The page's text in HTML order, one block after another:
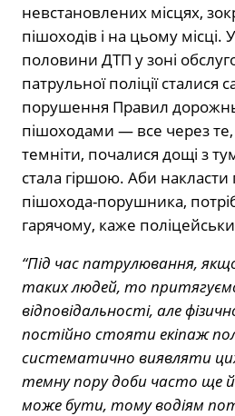
невстановлених місцях,
пішоходів і на цьому місці.
половини ДТП у зоні
патрульної поліції сталися
порушення Правил
пішоходами — все через
темніти, почалися дощі з
стала гіршою. Аби накласти
пішохода-порушника,
гарячому, каже
“Під час патрулювання,
таких людей, то
відповідальності, але
постійно стояти екіпаж
систематично виявляти
темну пору доби часто ще
може бути, тому водіям